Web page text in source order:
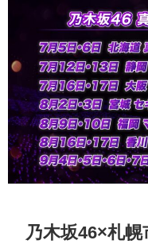
乃木坂46×札